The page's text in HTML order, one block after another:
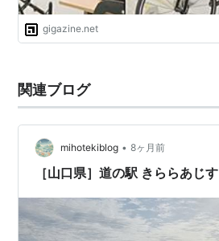
gigazine.net
関連ブログ
mihotekiblog • 8ヶ月前
［山口県］道の駅 きららあじす⁡